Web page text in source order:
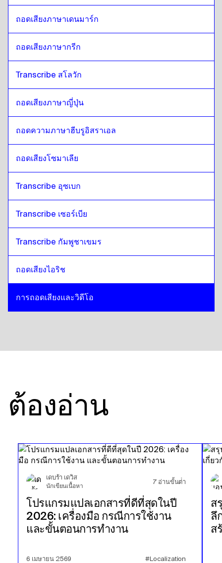
ถอดเสียงภาษาเดนมาร์ก
ถอดเสียงภาษากรีก
Transcribe สโลวัก
ถอดเสียงภาษาญี่ปุ่น
ถอดความภาษาฮีบรูอิสราเอล
ถอดเสียงโซมาเลีย
Transcribe อุซเบก
Transcribe เซอร์เบีย
Transcribe กัมพูชาเขมร
ถอดเสียงไอริช
การถอดเสียงและวิดีโอ
ต้องอ่าน
เดบร้า เดวิส
นักเขียนเนื้อหา
7 อ่านขั้นต่ํา
โปรแกรมแปลเอกสารที่ดีที่สุดในปี
2026: เครื่องมือ กรณีการใช้งาน
และขั้นตอนการทำงาน
6 เมษายน 2569 #Localization
ส
ลึ
ส